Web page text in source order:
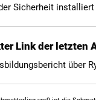
Sicherheit
Link der letzten
über